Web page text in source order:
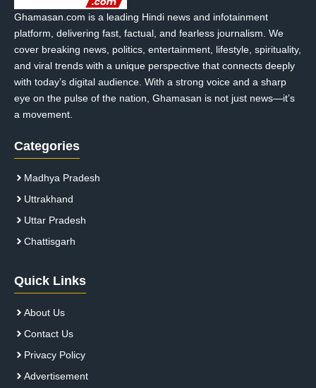
Ghamasan.com is a leading Hindi news and infotainment
platform, delivering fast, factual, and fearless journalism. We
cover breaking news, politics, entertainment, lifestyle, spirituality,
and viral trends with a unique perspective that connects deeply
with today’s digital audience. With a strong voice and a sharp
eye on the pulse of the nation, Ghamasan is not just news—it’s
a movement.
Categories
Madhya Pradesh
Uttrakhand
Uttar Pradesh
Chattisgarh
Quick Links
About Us
Contact Us
Privacy Policy
Advertisement